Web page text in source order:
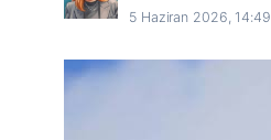
5 Haziran 2026, 14:49